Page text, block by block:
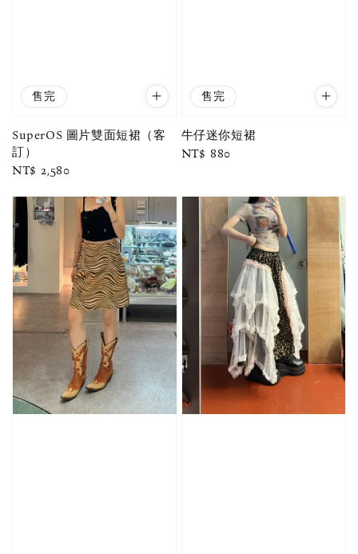
售完
SuperOS 圖片雙面短裙（客
訂）
Regular
NT$ 2,580
售完
牛仔迷你短裙
Regular
NT$ 880